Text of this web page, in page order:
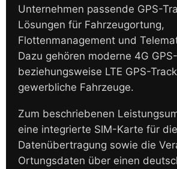
Unternehmen passende GPS-
Lösungen für Fahrzeugortung,
Flottenmanagement und
Dazu gehören moderne 4G
beziehungsweise LTE GPS-
gewerbliche Fahrzeuge.
Zum beschriebenen
eine integrierte SIM-Karte für die
Datenübertragung sowie die
Ortungsdaten über einen